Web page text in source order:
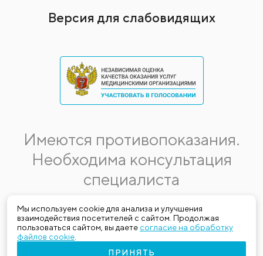
Мы используем cookie для анализа и улучшения
взаимодействия посетителей с сайтом. Продолжая
пользоваться сайтом, вы даете согласие на обработку
файлов cookie
ПРИНЯТЬ
Версия для слабовидящих
Имеются противопоказания.
Необходима консультация
специалиста
Данная информация не является публичной офертой.
Стоимость, название и спектр услуг могут меняться.
Получить актуальную на момент обращения за медицинской
услугой информацию можно по телефону (383) 303-03-03